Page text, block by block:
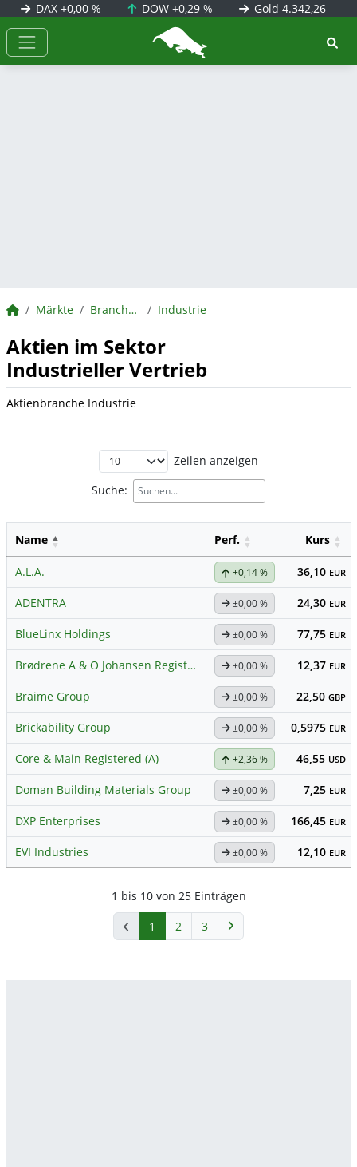
DAX +0,00 % DOW+0,29 % Gold 4.342,26
BörsenNEWS.de
BörsenNEWS.de
Märkte Branchen Industrie
Aktien im Sektor
Industrieller Vertrieb
Aktienbranche Industrie
Zeilen anzeigen
Suche:
Name Perf. Kurs
A.L.A. +0,14 % 36,10 EUR
ADENTRA ±0,00 % 24,30 EUR
BlueLinx Holdings ±0,00 % 77,75 EUR
Brødrene A & O Johansen Registered (B) ±0,00 % 12,37 EUR
Braime Group ±0,00 % 22,50 GBP
Brickability Group ±0,00 % 0,5975 EUR
Core & Main Registered (A) +2,36 % 46,55 USD
Doman Building Materials Group ±0,00 % 7,25 EUR
DXP Enterprises ±0,00 % 166,45 EUR
EVI Industries ±0,00 % 12,10 EUR
1 bis 10 von 25 Einträgen
1
2 3